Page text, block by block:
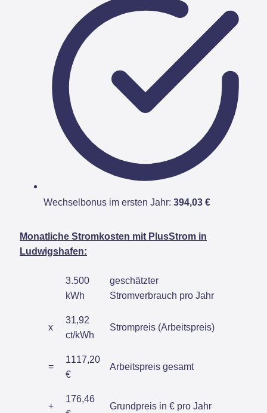
Wechselbonus im ersten Jahr: 394,03 €
Monatliche Stromkosten mit PlusStrom in
Ludwigshafen:
3.500
kWh
geschätzter
Stromverbrauch pro Jahr
x
31,92
ct/kWh
Strompreis (Arbeitspreis)
=
1117,20
€
Arbeitspreis gesamt
+
176,46
Grundpreis in € pro Jahr